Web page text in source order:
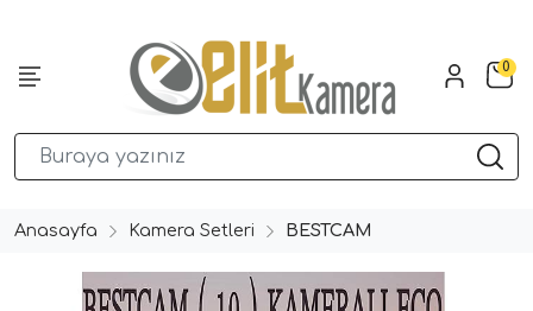
0
Anasayfa Kamera Setleri BESTCAM